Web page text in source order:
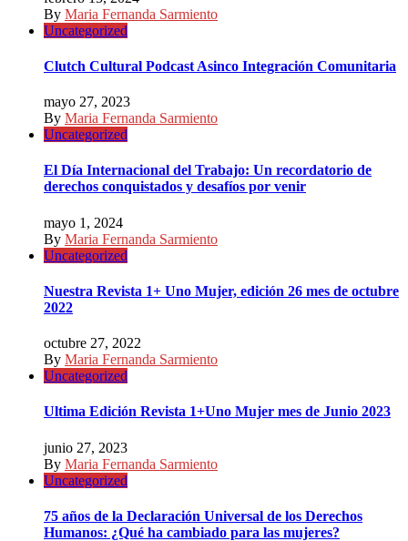
By Maria Fernanda Sarmiento
Uncategorized
Clutch Cultural Podcast Asinco Integración Comunitaria
mayo 27, 2023
By Maria Fernanda Sarmiento
Uncategorized
El Día Internacional del Trabajo: Un recordatorio de
derechos conquistados y desafíos por venir
mayo 1, 2024
By Maria Fernanda Sarmiento
Uncategorized
Nuestra Revista 1+ Uno Mujer, edición 26 mes de octubre
2022
octubre 27, 2022
By Maria Fernanda Sarmiento
Uncategorized
Ultima Edición Revista 1+Uno Mujer mes de Junio 2023
junio 27, 2023
By Maria Fernanda Sarmiento
Uncategorized
75 años de la Declaración Universal de los Derechos
Humanos: ¿Qué ha cambiado para las mujeres?